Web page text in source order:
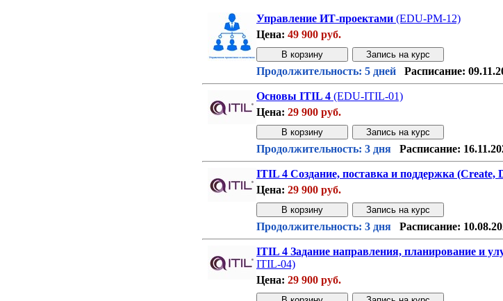
Управление ИТ-проектами (EDU-PM-12)
Цена: 49 900 руб.
Продолжительность: 5 дней
Расписание:
Основы ITIL 4 (EDU-ITIL-01)
Цена: 29 900 руб.
Продолжительность: 3 дня
Расписание:
ITIL 4 Создание, поставка и поддержка (Create,
Цена: 29 900 руб.
Продолжительность: 3 дня
Расписание:
ITIL 4 Задание направления, планирование и
ITIL-04)
Цена: 29 900 руб.